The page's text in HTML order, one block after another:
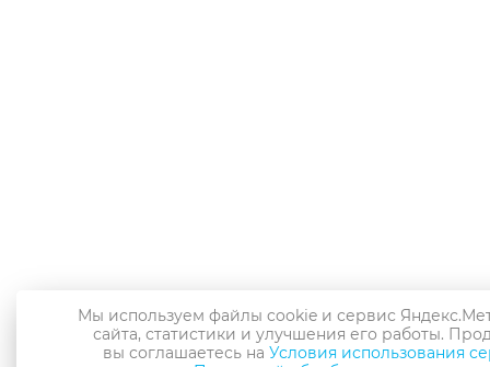
Мы используем файлы cookie и сервис
сайта, статистики и улучшения его работы.
вы соглашаетесь на Условия использования